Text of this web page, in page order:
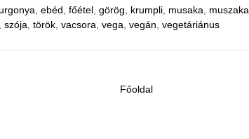
ebéd főétel görög krumpli musaka muszaka
szója török vacsora vega vegán vegetáriánus
Főoldal